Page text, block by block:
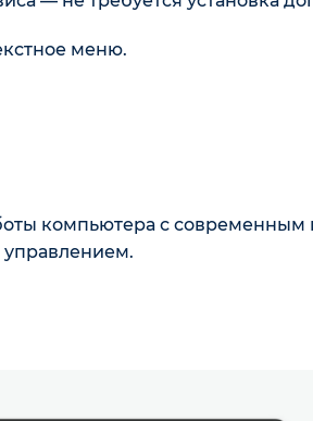
меню.
компьютера с современным